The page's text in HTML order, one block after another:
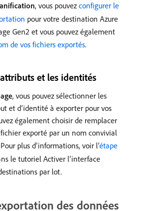
, vous pouvezconfigurer le
pour votre destination Azure
Gen2 et vous pouvez également
de vos fichiers exportés.
et les identités
, vous pouvez sélectionner les
et d’identité à exporter pour vos
également choisir de remplacer
exporté par un nom convivial
plus d’informations, voir l’étape
le tutoriel Activer l’interface
par lot.
des données